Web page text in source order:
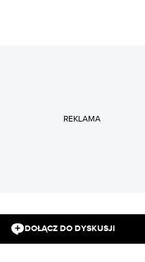
REKLAMA
DOŁĄCZ DO DYSKUSJI